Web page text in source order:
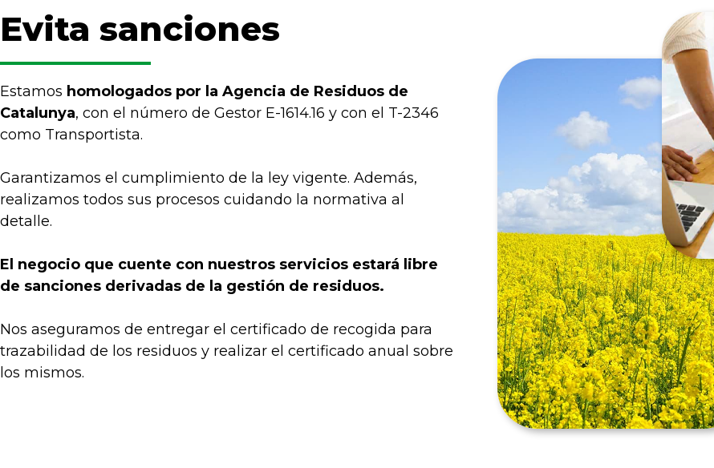
Evita sanciones
Estamos homologados por la Agencia de Residuos de
Catalunya, con el número de Gestor E-1614.16 y con el T-2346
como Transportista.
Garantizamos el cumplimiento de la ley vigente. Además,
realizamos todos sus procesos cuidando la normativa al
detalle.
El negocio que cuente con nuestros servicios estará libre
de sanciones derivadas de la gestión de residuos.
Nos aseguramos de entregar el certificado de recogida para
trazabilidad de los residuos y realizar el certificado anual sobre
los mismos.